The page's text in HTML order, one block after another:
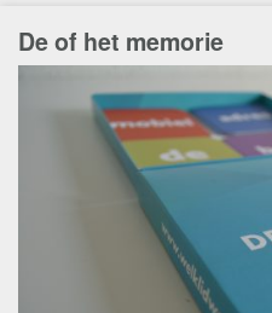
De of het memorie